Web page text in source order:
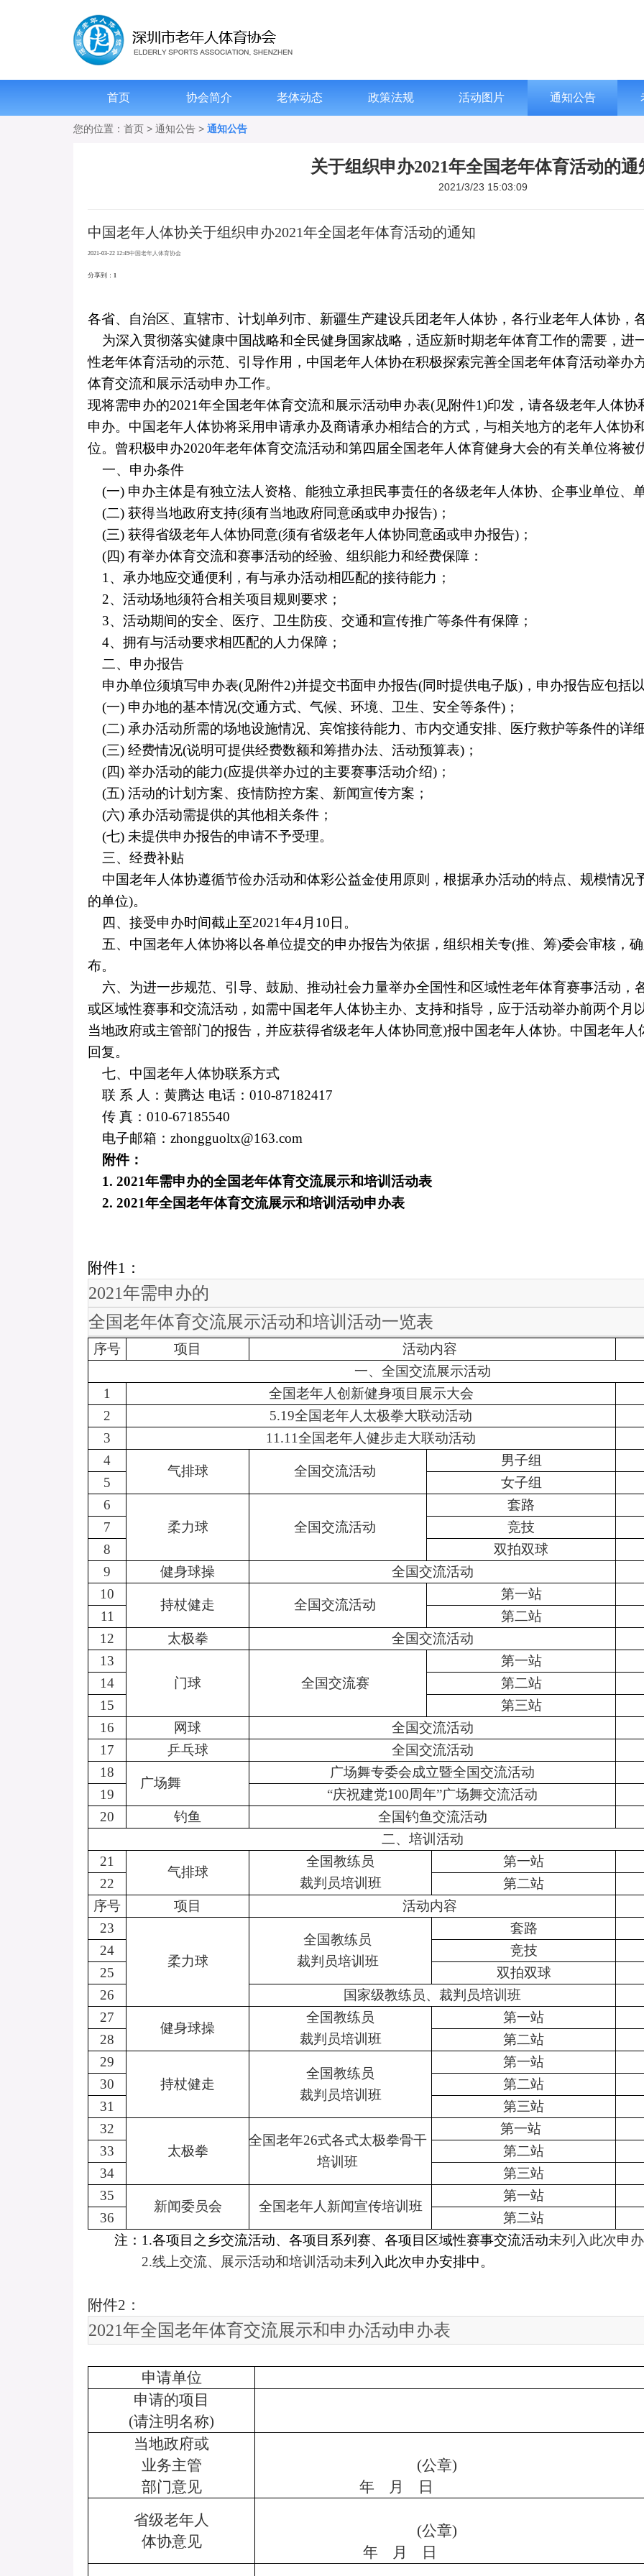
首页 协会简介 老体动态 政策法规 活动图片 通知公告
您的位置： 首页 > 通知公告 > 通知公告
关于组织申办2021年全国老年体育活动的通
2021/3/23 15:03:09
中国老年人体协关于组织申办2021年全国老年体育活动的通知
2021-03-22 12:45中国老年人体育协会
分享到： 1
各省、自治区、直辖市、计划单列市、新疆生产建设兵团老年人体协，各行业老年人体协，
为深入贯彻落实健康中国战略和全民健身国家战略，适应新时期老年体育工作的需要，进
性老年体育活动的示范、引导作用，中国老年人体协在积极探索完善全国老年体育活动举办
体育交流和展示活动申办工作。
现将需申办的2021年全国老年体育交流和展示活动申办表(见附件1)印发，请各级老年人体
申办。中国老年人体协将采用申请承办及商请承办相结合的方式，与相关地方的老年人体协
位。曾积极申办2020年老年体育交流活动和第四届全国老年人体育健身大会的有关单位将被
一、申办条件
(一) 申办主体是有独立法人资格、能独立承担民事责任的各级老年人体协、企事业单位、
(二) 获得当地政府支持(须有当地政府同意函或申办报告) ；
(三) 获得省级老年人体协同意(须有省级老年人体协同意函或申办报告) ；
(四) 有举办体育交流和赛事活动的经验、组织能力和经费保障：
1 、承办地应交通便利，有与承办活动相匹配的接待能力；
2、活动场地须符合相关项目规则要求；
3、活动期间的安全、医疗、卫生防疫、交通和宣传推广等条件有保障；
4、拥有与活动要求相匹配的人力保障；
二、申办报告
申办单位须填写申办表(见附件2)并提交书面申办报告(同时提供电子版) ，申办报告应包括
(一) 申办地的基本情况(交通方式、气候、环境、卫生、安全等条件) ；
(二) 承办活动所需的场地设施情况、宾馆接待能力、市内交通安排、医疗救护等条件的详
(三) 经费情况(说明可提供经费数额和筹措办法、活动预算表) ；
(四) 举办活动的能力(应提供举办过的主要赛事活动介绍) ；
(五) 活动的计划方案、疫情防控方案、新闻宣传方案；
(六) 承办活动需提供的其他相关条件；
(七) 未提供申办报告的申请不予受理。
三、经费补贴
中国老年人体协遵循节俭办活动和体彩公益金使用原则，根据承办活动的特点、规模情况
的单位)。
四、接受申办时间截止至2021年4月 10 日。
五、中国老年人体协将以各单位提交的申办报告为依据，组织相关专(推、筹)委会审核，
布。
六、为进一步规范、引导、鼓励、推动社会力量举办全国性和区域性老年体育赛事活动，
或区域性赛事和交流活动，如需中国老年人体协主办、支持和指导，应于活动举办前两个月
当地政府或主管部门的报告，并应获得省级老年人体协同意)报中国老年人体协。中国老年
回复。
七、中国老年人体协联系方式
联 系 人：黄腾达 电话： 010-87182417
传 真： 010-67185540
电子邮箱： zhongguoltx@163.com
附件：
1. 2021年需申办的全国老年体育交流展示和培训活动表
2. 2021年全国老年体育交流展示和培训活动申办表
附件1 ：
2021年需申办的
全国老年体育交流展示活动和培训活动一览表
序号 项目
活动内容
一、全国交流展示活动
1
全国老年人创新健身项目展示大会
2
5.19全国老年人太极拳大联动活动
3
11.11全国老年人健步走大联动活动
4
气排球 全国交流活动
男子组
5
女子组
6
柔力球
全国交流活动
套路
7
竞技
8
双拍双球
9
健身球操
全国交流活动
10
持杖健走 全国交流活动
第一站
11
第二站
12
太极拳
全国交流活动
13
门球
全国交流赛
第一站
14
第二站
15
第三站
16
网球
全国交流活动
17
乒乓球
全国交流活动
18
广场舞
广场舞专委会成立暨全国交流活动
19
“庆祝建党100周年”广场舞交流活动
20
钓鱼
全国钓鱼交流活动
二、培训活动
21
气排球
全国教练员
裁判员培训班
第一站
22
第二站
序号
项目
活动内容
23
柔力球
全国教练员
裁判员培训班
套路
24
竞技
25
双拍双球
26
国家级教练员、裁判员培训班
27
健身球操
全国教练员
裁判员培训班
第一站
28
第二站
29
持杖健走
全国教练员
裁判员培训班
第一站
30
第二站
31
第三站
32
太极拳
全国老年26式各式太极拳骨干
培训班
第一站
33
第二站
34
第三站
35
新闻委员会 全国老年人新闻宣传培训班
第一站
36
第二站
注： 1.各项目之乡交流活动、各项目系列赛、各项目区域性赛事交流活动未列入此次申
2.线上交流、展示活动和培训活动未列入此次申办安排中。
附件2 ：
2021年全国老年体育交流展示和申办活动申办表
申请单位
申请的项目
(请注明名称)
当地政府或
业务主管
部门意见
(公章)
年
月
日
省级老年人
体协意见
(公章)
年
月 日